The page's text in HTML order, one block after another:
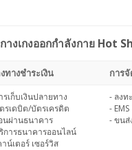
างเกงออกกำลังกาย Hot
ทางชำระเงิน การ
รเก็บเงินปลายทาง
รเดบิต/บัตรเครดิต
นผ่านธนาคาร
การธนาคารออนไลน์
าน์เตอร์ เซอร์วิส
- ลงท
- EMS
- ขนส่